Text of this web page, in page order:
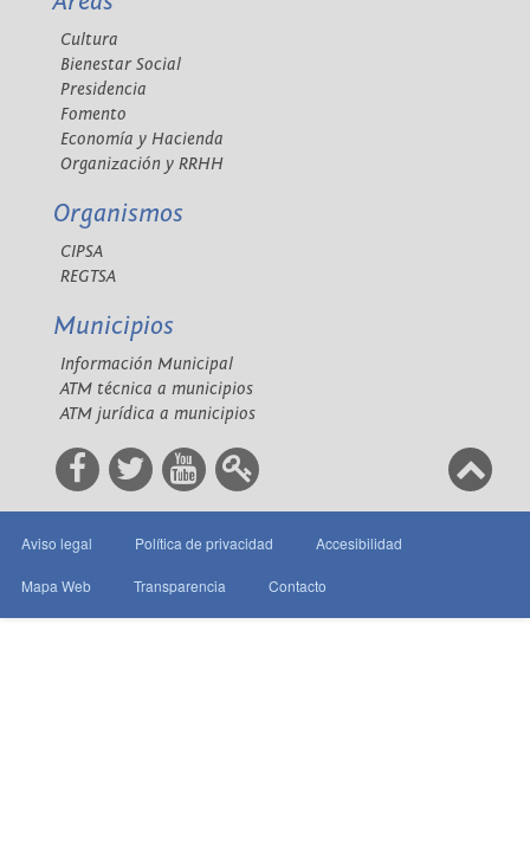
Cultura
Bienestar Social
Presidencia
Fomento
Economía y Hacienda
Organización y RRHH
Organismos
CIPSA
REGTSA
Municipios
Información Municipal
ATM técnica a municipios
ATM jurídica a municipios
Aviso legal Política de privacidad Accesibilidad
Mapa Web Transparencia Contacto